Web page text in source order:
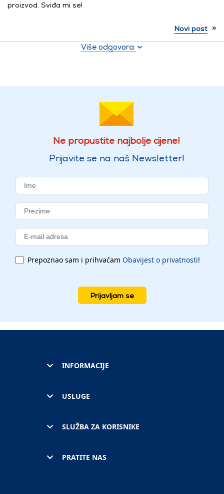
proizvod. Sviđa mi se!
Novi post »
Više odgovora
Ne propustite najbolje cijene!
Prijavite se na naš Newsletter!
Prepoznao sam i prihvaćam Obavijest o privatnosti!
Prijavljam se
INFORMACIJE
USLUGE
SLUŽBA ZA KORISNIKE
PRATITE NAS